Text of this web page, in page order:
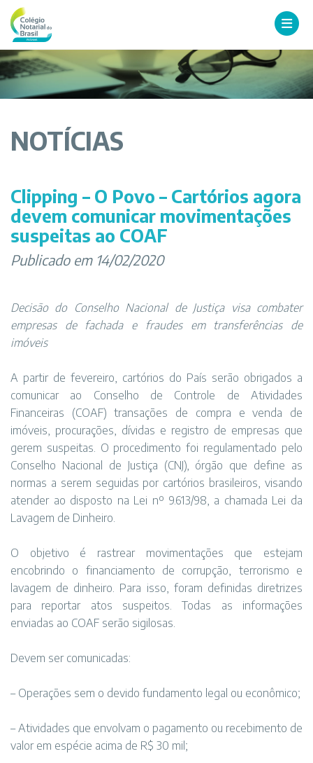
NOTÍCIAS
Clipping – O Povo – Cartórios agora
devem comunicar movimentações
suspeitas ao COAF
Publicado em 14/02/2020
Decisão do Conselho Nacional de Justiça visa combater
empresas de fachada e fraudes em transferências de
imóveis
A partir de fevereiro, cartórios do País serão obrigados a
comunicar ao Conselho de Controle de Atividades
Financeiras (COAF) transações de compra e venda de
imóveis, procurações, dívidas e registro de empresas que
gerem suspeitas. O procedimento foi regulamentado pelo
Conselho Nacional de Justiça (CNJ), órgão que define as
normas a serem seguidas por cartórios brasileiros, visando
atender ao disposto na Lei nº 9.613/98, a chamada Lei da
Lavagem de Dinheiro.
O objetivo é rastrear movimentações que estejam
encobrindo o financiamento de corrupção, terrorismo e
lavagem de dinheiro. Para isso, foram definidas diretrizes
para reportar atos suspeitos. Todas as informações
enviadas ao COAF serão sigilosas.
Devem ser comunicadas:
– Operações sem o devido fundamento legal ou econômico;
– Atividades que envolvam o pagamento ou recebimento de
valor em espécie acima de R$ 30 mil;